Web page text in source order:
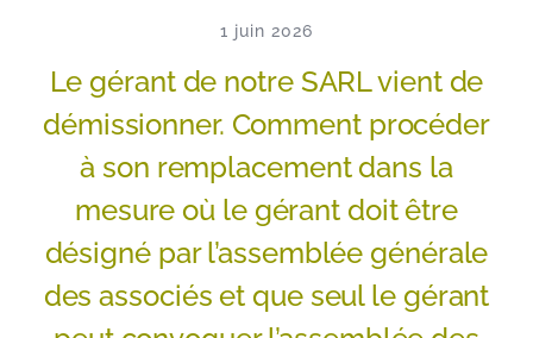
1 juin 2026
Le gérant de notre SARL vient de
démissionner. Comment procéder
à son remplacement dans la
mesure où le gérant doit être
désigné par l’assemblée générale
des associés et que seul le gérant